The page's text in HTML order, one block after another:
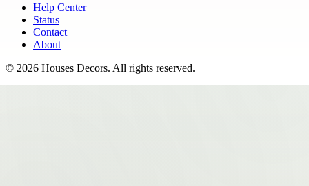
Help Center
Status
Contact
About
© 2026 Houses Decors. All rights reserved.